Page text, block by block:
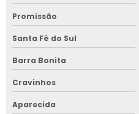
Promissão
Santa Fé do Sul
Barra Bonita
Cravinhos
Aparecida